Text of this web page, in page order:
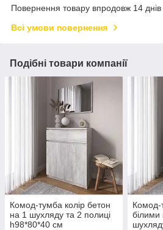
Повернення товару впродовж 14 днів
Всі умови повернення
Подібні товари компанії
Комод-тумба колір бетон
на 1 шухляду та 2 полиці
h98*80*40 см
Комод-
білими